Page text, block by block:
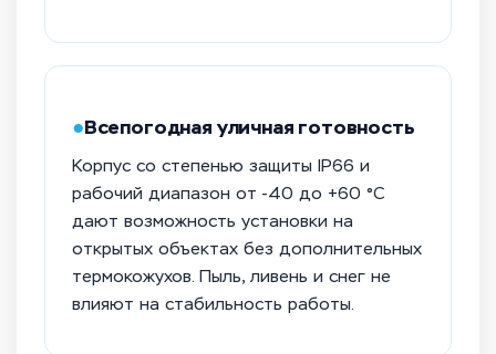
●Всепогодная уличная готовность
Корпус со степенью защиты IP66 и
рабочий диапазон от -40 до +60 °C
дают возможность установки на
открытых объектах без дополнительных
термокожухов. Пыль, ливень и снег не
влияют на стабильность работы.